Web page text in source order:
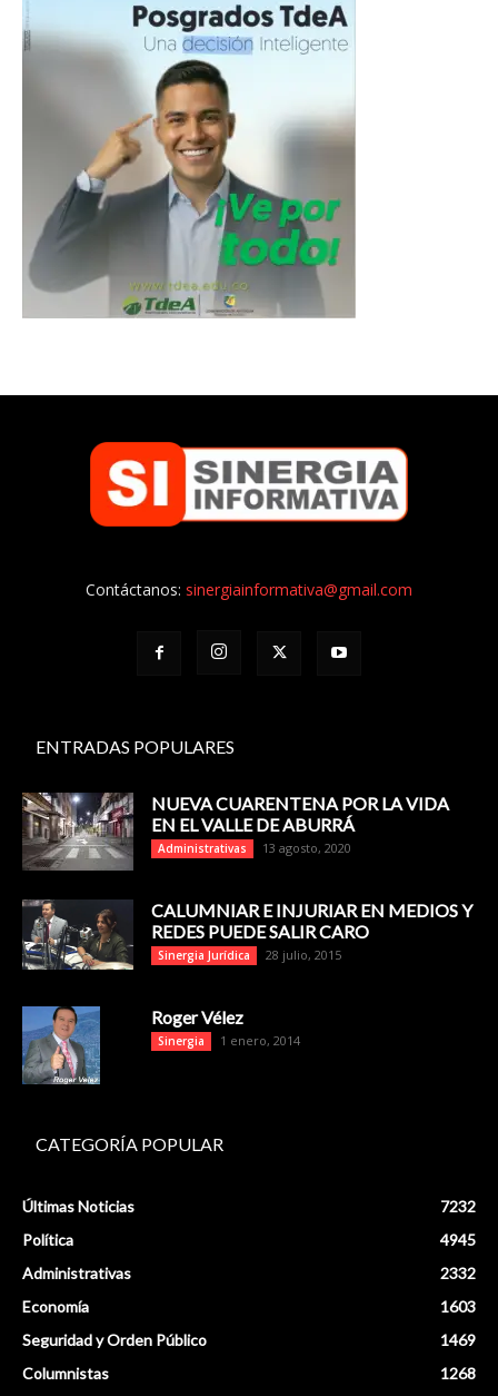
Contáctanos: sinergiainformativa@gmail.com
ENTRADAS POPULARES
NUEVA CUARENTENA POR LA VIDA
EN EL VALLE DE ABURRÁ
Administrativas 13 agosto, 2020
CALUMNIAR E INJURIAR EN MEDIOS Y
REDES PUEDE SALIR CARO
Sinergia Jurídica 28 julio, 2015
Roger Vélez
Sinergia 1 enero, 2014
CATEGORÍA POPULAR
Últimas Noticias
7232
Política
4945
Administrativas
2332
Economía
1603
Seguridad y Orden Público
1469
Columnistas
1268